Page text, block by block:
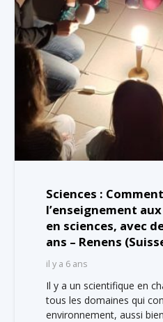
Sciences :
l’enseignement
en sciences, avec
ans – Renens
il y a 6 ans
Il y a un scientifique en
tous les domaines qui
environnement, aussi